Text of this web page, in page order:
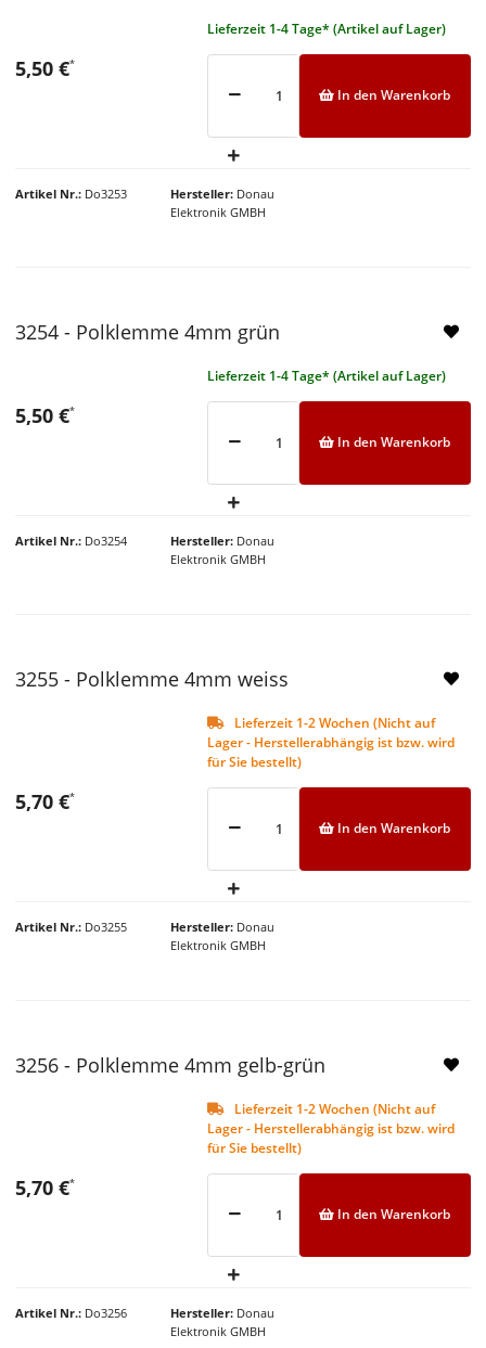
Lieferzeit 1-4 Tage* (Artikel auf Lager)
Artikel Nr. Do3253 Hersteller Donau
Elektronik GMBH
5,50 €*
In den Warenkorb
NEU
3254 - Polklemme 4mm grün
Lieferzeit 1-4 Tage* (Artikel auf Lager)
Artikel Nr. Do3254 Hersteller Donau
Elektronik GMBH
5,50 €*
In den Warenkorb
NEU
3255 - Polklemme 4mm weiss
Lieferzeit 1-2 Wochen (Nicht auf
Lager - Herstellerabhängig ist bzw. wird
für Sie bestellt)
Artikel Nr. Do3255 Hersteller Donau
Elektronik GMBH
5,70 €*
In den Warenkorb
NEU
3256 - Polklemme 4mm gelb-grün
Lieferzeit 1-2 Wochen (Nicht auf
Lager - Herstellerabhängig ist bzw. wird
für Sie bestellt)
Artikel Nr. Do3256 Hersteller Donau
Elektronik GMBH
5,70 €*
In den Warenkorb